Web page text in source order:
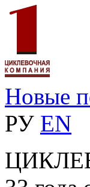
Новые
РУ EN